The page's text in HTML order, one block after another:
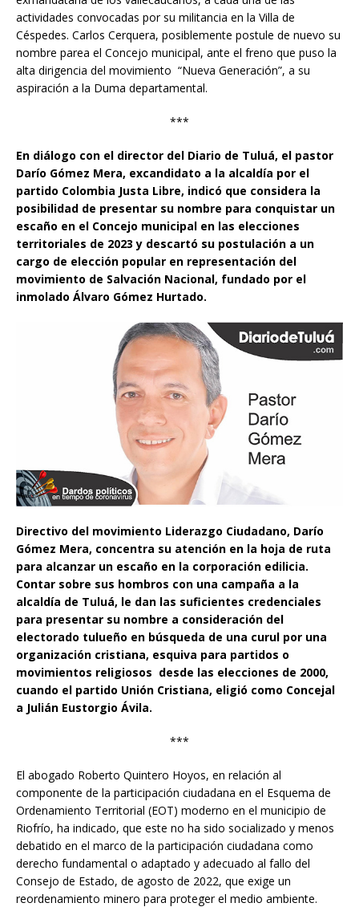
actividades convocadas por su militancia en la Villa de
Céspedes. Carlos Cerquera, posiblemente postule de nuevo su
nombre parea el Concejo municipal, ante el freno que puso la
alta dirigencia del movimiento “Nueva Generación”, a su
aspiración a la Duma departamental.
***
En diálogo con el director del Diario de Tuluá, el pastor
Darío Gómez Mera, excandidato a la alcaldía por el
partido Colombia Justa Libre, indicó que considera la
posibilidad de presentar su nombre para conquistar un
escaño en el Concejo municipal en las elecciones
territoriales de 2023 y descartó su postulación a un
cargo de elección popular en representación del
movimiento de Salvación Nacional, fundado por el
inmolado Álvaro Gómez Hurtado.
Directivo del movimiento Liderazgo Ciudadano, Darío
Gómez Mera, concentra su atención en la hoja de ruta
para alcanzar un escaño en la corporación edilicia.
Contar sobre sus hombros con una campaña a la
alcaldía de Tuluá, le dan las suficientes credenciales
para presentar su nombre a consideración del
electorado tulueño en búsqueda de una curul por una
organización cristiana, esquiva para partidos o
movimientos religiosos desde las elecciones de 2000,
cuando el partido Unión Cristiana, eligió como Concejal
a Julián Eustorgio Ávila.
***
El abogado Roberto Quintero Hoyos, en relación al
componente de la participación ciudadana en el Esquema de
Ordenamiento Territorial (EOT) moderno en el municipio de
Riofrío, ha indicado, que este no ha sido socializado y menos
debatido en el marco de la participación ciudadana como
derecho fundamental o adaptado y adecuado al fallo del
Consejo de Estado, de agosto de 2022, que exige un
reordenamiento minero para proteger el medio ambiente.